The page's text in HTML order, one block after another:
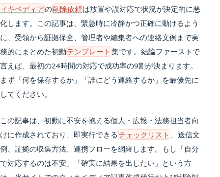
ィキペディアの削除依頼は放置や誤対応で状況が決定的に悪
化します。この記事は、緊急時に冷静かつ正確に動けるよう
に、受領から証拠保全、管理者や編集者への連絡文例まで実
務的にまとめた初動テンプレート集です。結論ファーストで
言えば、最初の24時間の対応で成功率の9割が決まります。
まず「何を保存するか」「誰にどう連絡するか」を最優先に
してください。
この記事は、初動に不安を抱える個人・広報・法務担当者向
けに作成されており、即実行できるチェックリスト 、送信文
例、証拠の収集方法、連携フローを網羅します。もし「自分
で対応するのは不安」「確実に結果を出したい」という方